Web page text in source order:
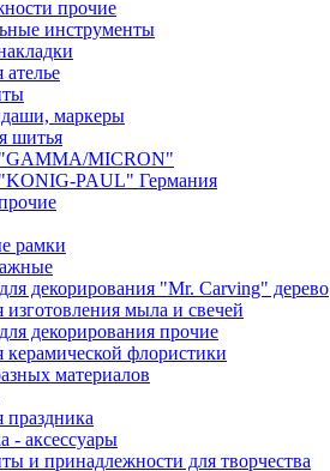
прочие
инструменты
маркеры
шитья
MICRON"
PAUL" Германия
рамки
декорирования "Mr. Carving" дерево
изготовления мыла и свечей
декорирования прочие
керамической флористики
материалов
праздника
- аксессуары
и принадлежности для творчества